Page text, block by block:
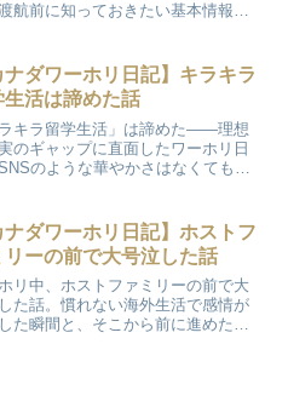
航前に知っておきたい基本情報を
ナダワーホリ日記】キラキラ
生活は諦めた話
ラキラ留学生活」は諦めた——理想
のギャップに直面したワーホリ日
のような華やかさはなくても得
ナダワーホリ日記】ホストフ
リーの前で大号泣した話
リ中、ホストファミリーの前で大
た話。慣れない海外生活で感情が
た瞬間と、そこから前に進めた経